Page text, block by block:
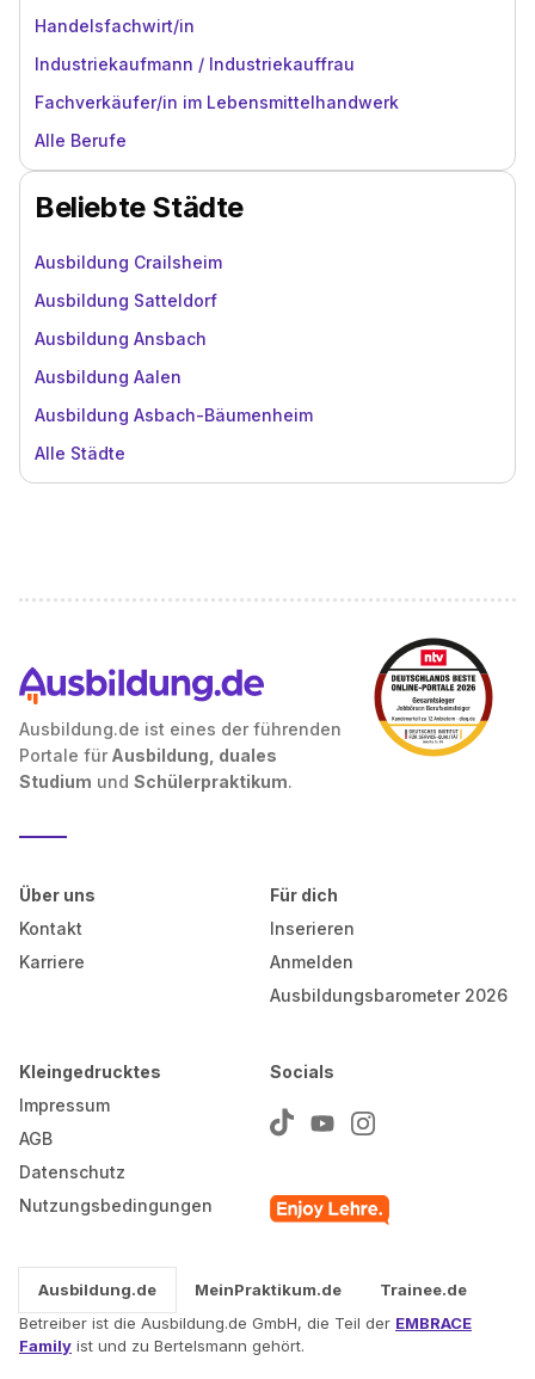
Handelsfachwirt/in
Industriekaufmann / Industriekauffrau
Fachverkäufer/in im Lebensmittelhandwerk
Alle Berufe
Beliebte Städte
Ausbildung Crailsheim
Ausbildung Satteldorf
Ausbildung Ansbach
Ausbildung Aalen
Ausbildung Asbach-Bäumenheim
Alle Städte
Ausbildung.de ist eines der führenden
Portale für Ausbildung, duales
Studium und Schülerpraktikum.
Über uns
Kontakt
Karriere
Für dich
Inserieren
Anmelden
Ausbildungsbarometer 2026
Kleingedrucktes
Impressum
AGB
Datenschutz
Nutzungsbedingungen
Socials
Ausbildung.de MeinPraktikum.de
Trainee.de
Betreiber ist die Ausbildung.de GmbH, die Teil der EMBRACE
Family ist und zu Bertelsmann gehört.